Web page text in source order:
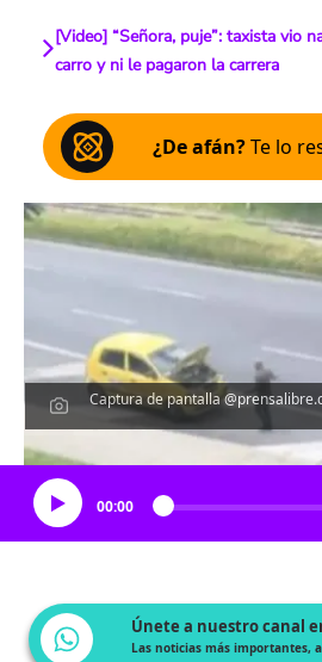
[Video] “Señora, puje”: taxista vio
carro y ni le pagaron la carrera
¿De afán?Te lo
Captura de pantalla
Escucha el
00:00
Únete a nuestro canal
Las noticias más importantes,